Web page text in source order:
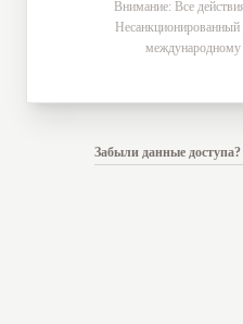
Внимание: Все
Несанкционированный
международному
Забыли данные